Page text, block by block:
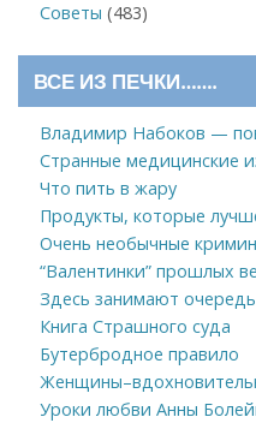
Советы (483)
ВСЕ ИЗ ПЕЧКИ…….
Владимир Набоков —
Странные медицинские
Что пить в жару
Продукты, которые
Очень необычные
“Валентинки” прошлых
Здесь занимают
Книга Страшного суда
Бутербродное правило
Уроки любви Анны